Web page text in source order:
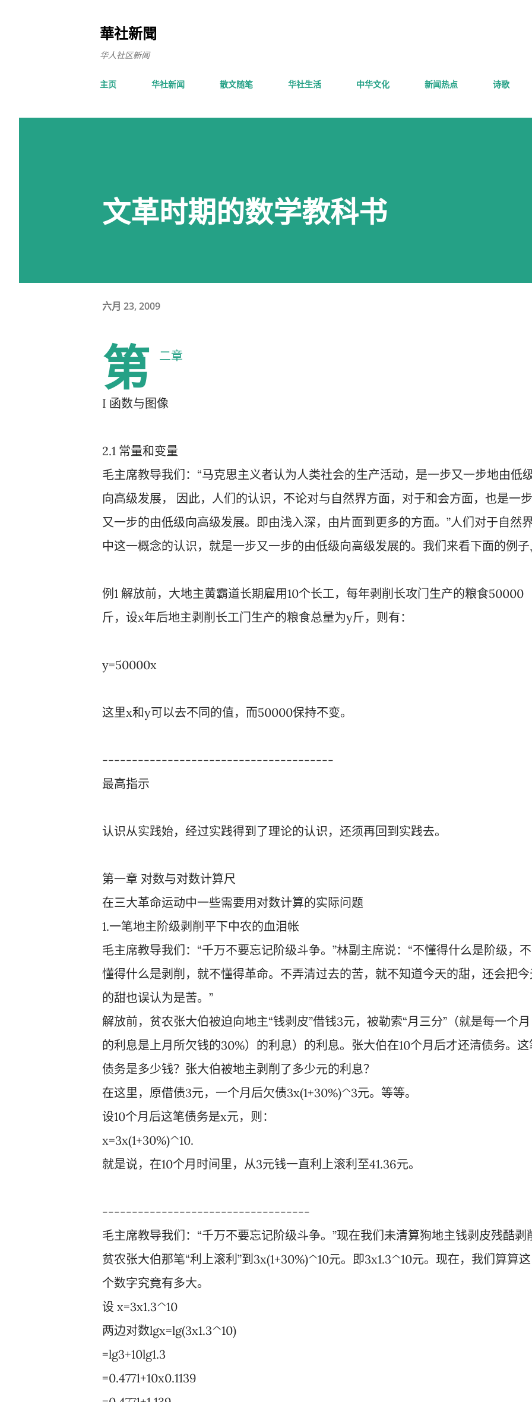
華社新聞
华人社区新闻
主页 华社新闻 散文随笔 华社生活 中华文化 新闻热点 诗歌
文革时期的数学教科书
六月 23, 2009
第 二章
I 函数与图像
2.1 常量和变量
毛主席教导我们：“马克思主义者认为人类社会的生产活动，是一步又一步地由低
向高级发展， 因此，人们的认识，不论对与自然界方面，对于和会方面，也是一步
又一步的由低级向高级发展。即由浅入深，由片面到更多的方面。”人们对于自然
中这一概念的认识，就是一步又一步的由低级向高级发展的。我们来看下面的例子,
例1 解放前，大地主黄霸道长期雇用10个长工，每年剥削长攻门生产的粮食50000
斤，设x年后地主剥削长工门生产的粮食总量为y斤，则有：
y=50000x
这里x和y可以去不同的值，而50000保持不变。
---------------------------------------
最高指示
认识从实践始，经过实践得到了理论的认识，还须再回到实践去。
第一章 对数与对数计算尺
在三大革命运动中一些需要用对数计算的实际问题
1.一笔地主阶级剥削平下中农的血泪帐
毛主席教导我们：“千万不要忘记阶级斗争。”林副主席说：“不懂得什么是阶级，不
懂得什么是剥削，就不懂得革命。不弄清过去的苦，就不知道今天的甜，还会把
的甜也误认为是苦。”
解放前，贫农张大伯被迫向地主“钱剥皮”借钱3元，被勒索“月三分”（就是每一个月
的利息是上月所欠钱的30%）的利息）的利息。张大伯在10个月后才还清债务。这
债务是多少钱？张大伯被地主剥削了多少元的利息？
在这里，原借债3元，一个月后欠债3x(1+30%)^3元。等等。
设10个月后这笔债务是x元，则：
x=3x(1+30%)^10.
就是说，在10个月时间里，从3元钱一直利上滚利至41.36元。
-----------------------------------
毛主席教导我们：“千万不要忘记阶级斗争。”现在我们未清算狗地主钱剥皮残酷剥
贫农张大伯那笔“利上滚利”到3x(1+30%)^10元。即3x1.3^10元。现在，我们算算这
个数字究竟有多大。
设 x=3x1.3^10
两边对数lgx=lg(3x1.3^10)
=lg3+10lg1.3
=0.4771+10x0.1139